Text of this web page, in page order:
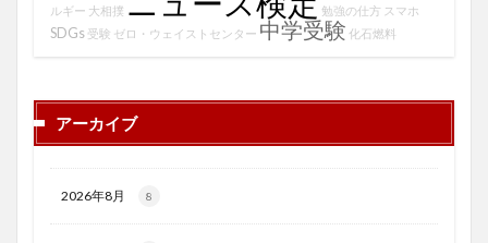
ルギー 大相撲 勉強の仕方 スマホ
SDGs 受験 ゼロ・ウェイストセンター 中学受験 化石燃料
アーカイブ
2026年8月 8